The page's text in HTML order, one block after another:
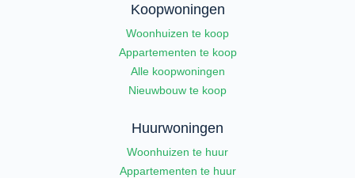
Koopwoningen
Woonhuizen te koop
Appartementen te koop
Alle koopwoningen
Nieuwbouw te koop
Huurwoningen
Woonhuizen te huur
Appartementen te huur